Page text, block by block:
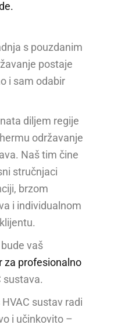
s pouzdanim
postaje
i sam odabir
diljem regije
održavanje
Naš tim čine
stručnjaci
brzom
i individualnom
vaš
za profesionalno
sustava.
sustav radi
i učinkovito –